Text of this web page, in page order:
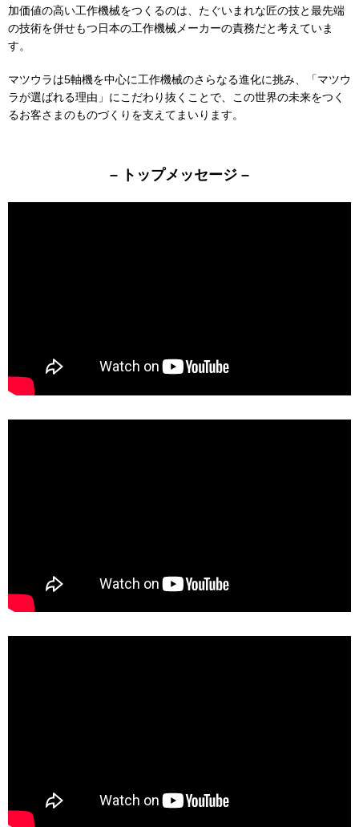
加価値の高い工作機械をつくるのは、たぐいまれな匠の技と最先端
の技術を併せもつ日本の工作機械メーカーの責務だと考えていま
す。
マツウラは5軸機を中心に工作機械のさらなる進化に挑み、「マツウ
ラが選ばれる理由」にこだわり抜くことで、この世界の未来をつく
るお客さまのものづくりを支えてまいります。
– トップメッセージ –